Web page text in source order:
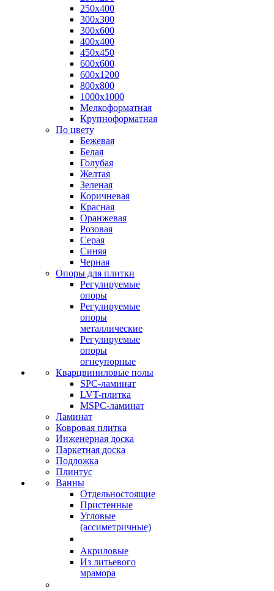
250х400
300х300
300х600
400х400
450х450
600х600
600х1200
800х800
1000х1000
Мелкоформатная
Крупноформатная
По цвету
Бежевая
Белая
Голубая
Желтая
Зеленая
Коричневая
Красная
Оранжевая
Розовая
Серая
Синяя
Черная
Опоры для плитки
Регулируемые
опоры
Регулируемые
опоры
металлические
Регулируемые
опоры
огнеупорные
Кварцвиниловые полы
SPC-ламинат
LVT-плитка
MSPC-ламинат
Ламинат
Ковровая плитка
Инженерная доска
Паркетная доска
Подложка
Плинтус
Ванны
Отдельностоящие
Пристенные
Угловые
(ассиметричные)
Акриловые
Из литьевого
мрамора